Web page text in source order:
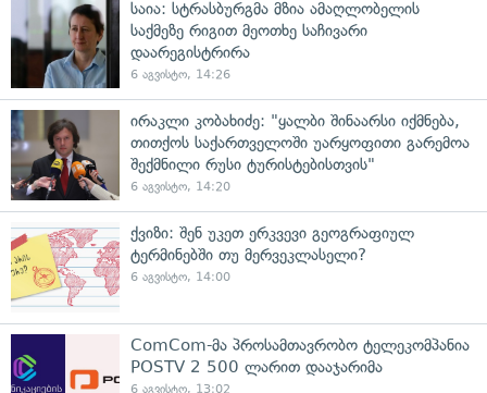
საია: სტრასბურგმა მზია ამაღლობელის
საქმეზე რიგით მეოთხე საჩივარი
დაარეგისტრირა
6 აგვისტო, 14:26
ირაკლი კობახიძე: "ყალბი შინაარსი იქმნება,
თითქოს საქართველოში უარყოფითი გარემოა
შექმნილი რუსი ტურისტებისთვის"
6 აგვისტო, 14:20
ქვიზი: შენ უკეთ ერკვევი გეოგრაფიულ
ტერმინებში თუ მერვეკლასელი?
6 აგვისტო, 14:00
ComCom-მა პროსამთავრობო ტელეკომპანია
POSTV 2 500 ლარით დააჯარიმა
6 აგვისტო, 13:02